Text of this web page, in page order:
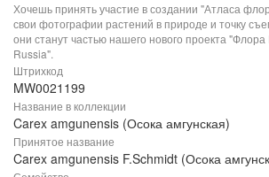
Хочешь принять участие в создании "Атласа
свои фотографии растений в природе и точку
они станут частью нашего нового проекта
Russia".
Штрихкод
MW0021199
Название в коллекции
Carex amgunensis (Осока амгунская)
Принятое название
Carex amgunensis F.Schmidt (Осока